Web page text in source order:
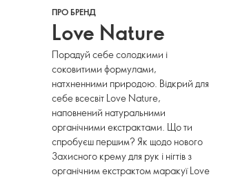
ПРО БРЕНД
Love Nature
Порадуй себе солодкими і
соковитими формулами,
натхненними природою. Відкрий для
себе всесвіт Love Nature,
наповнений натуральними
органічними екстрактами. Що ти
спробуєш першим? Як щодо нового
Захисного крему для рук і нігтів з
органічним екстрактом маракуї Love